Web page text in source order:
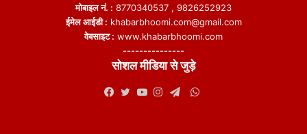
मोबाइल नं. : 8770340537 , 9826252923
ईमेल आईडी : khabarbhoomi.com@gmail.com
वेबसाइट : www.khabarbhoomi.com
---------------
सोशल मीडिया से जुड़े
WhatsApp